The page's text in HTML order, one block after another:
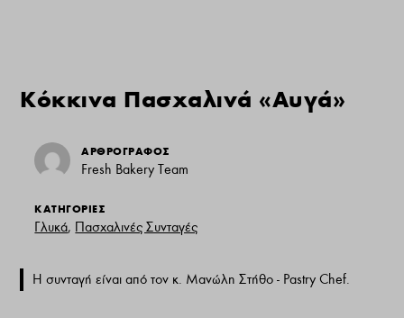
Kόκκινα Πασχαλινά «Αυγά»
ΑΡΘΡΟΓΡΑΦΟΣ
Fresh Bakery Team
ΚΑΤΗΓΟΡΙΕΣ
Γλυκά, Πασχαλινές Συνταγές
Η συνταγή είναι από τον κ. Μανώλη Στήθο - Pastry Chef.